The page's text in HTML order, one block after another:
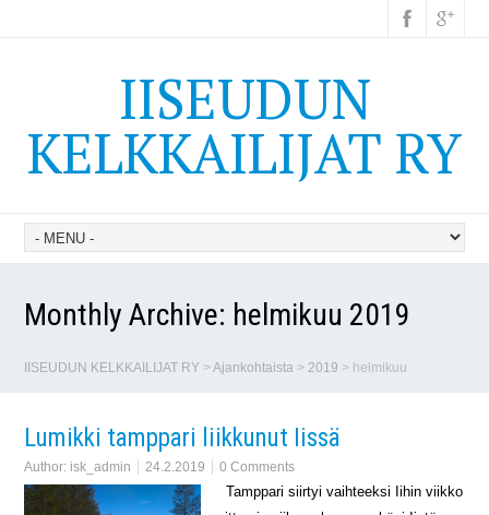
IISEUDUN
KELKKAILIJAT RY
Monthly Archive: helmikuu 2019
IISEUDUN KELKKAILIJAT RY >Ajankohtaista >2019 > helmikuu
Lumikki tamppari liikkunut Iissä
Author: isk_admin 24.2.2019 0 Comments
Tamppari siirtyi vaihteeksi Iihin viikko